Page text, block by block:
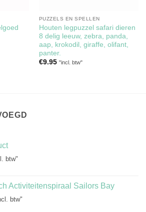
PUZZELS EN SPELLEN
Houten legpuzzel safari dieren
8 delig leeuw, zebra, panda,
aap, krokodil, giraffe, olifant,
panter.
€9.95 "incl. btw"
btw"
Activiteitenspiraal Sailors Bay
btw"